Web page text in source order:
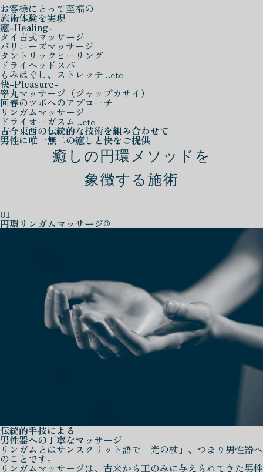
お客様にとって至福の
施術体験を実現
癒-Healing-
タイ古式マッサージ
バリニーズマッサージ
タントリックヒーリング
ドライヘッドスパ
もみほぐし、ストレッチ ..etc
快-Pleasure-
睾丸マッサージ（ジャップカサイ）
回春のツボへのアプローチ
リンガムマッサージ
ドライオーガスム ..etc
古今東西の伝統的な技術を組み合わせて
男性に唯一無二の癒しと快をご提供
癒しの円環メソッドを
象徴する施術
01
円環リンガムマッサージ®
伝統的手技による
男性器への丁寧なマッサージ
リンガムとはサンスクリット語で「光の杖」、つまり男性器へ
のことです。
リンガムマッサージは、古来から王のみに与えられてきた男性